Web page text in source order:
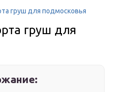
груш для подмосковья
груш для